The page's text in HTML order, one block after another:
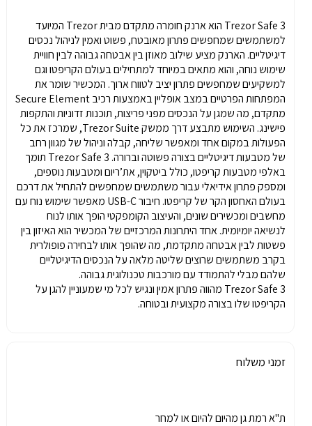
Trezor Safe 3 הוא ארנק חומרה מתקדם מבית Trezor המיועד
למשתמשים שמחפשים פתרון מאובטח, פשוט ואמין לניהול נכסים
דיגיטליים. הארנק מציע שילוב מאוזן בין אבטחה גבוהה לבין חוויית
שימוש נוחה, והוא מתאים במיוחד למתחילים בעולם הקריפטו וגם
למשקיעים שמחפשים פתרון יציב לטווח ארוך. המכשיר שומר את
המפתחות הפרטיים במצב אופליין באמצעות רכיב Secure Element
מתקדם, מה שמגן על הנכסים מפני פריצות, תוכנות זדוניות והתקפות
פישינג. השימוש מתבצע דרך ממשק Trezor Suite, שמרכז את כל
הפעולות במקום אחד ומאפשר שליחה, קבלה וניהול של מגוון רחב
של מטבעות דיגיטליים בצורה פשוטה וברורה. Trezor Safe 3 תומך
באלפי מטבעות קריפטו, כולל ביטקוין, את’ריום ומטבעות נוספים,
ומספק פתרון אידיאלי עבור משתמשים שמחפשים להתחיל את דרכם
בעולם האחסון הקר של קריפטו. חיבור USB-C מאפשר שימוש נוח עם
מחשבים ומכשירים שונים, והעיצוב הקומפקטי הופך אותו לנוח
לנשיאה יומיומית. אחד היתרונות המרכזיים של המכשיר הוא האיזון בין
פשטות לבין אבטחה מתקדמת, מה שהופך אותו לבחירה פופולרית
בקרב משתמשים שרוצים שליטה מלאה על הנכסים הדיגיטליים
שלהם מבלי להתמודד עם מורכבות טכנולוגית גבוהה.
Trezor Safe 3 מהווה פתרון אמין ונגיש לכל מי שמעוניין להגן על
הקריפטו שלו בצורה מקצועית ובטוחה.
זמני משלוח
ת"א רמת גן מהיום להיום או למחר